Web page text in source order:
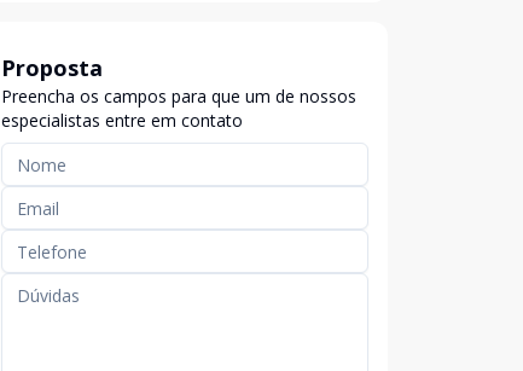
Proposta
Preencha os campos para que um de nossos
especialistas entre em contato